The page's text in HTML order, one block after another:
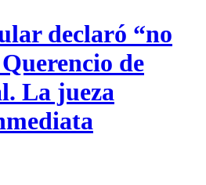
declaró “no
de
La jueza